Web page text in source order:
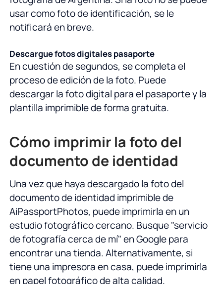
usar como foto de identificación, se le
notificará en breve.
Descargue fotos digitales pasaporte
En cuestión de segundos, se completa el
proceso de edición de la foto. Puede
descargar la foto digital para el pasaporte y la
plantilla imprimible de forma gratuita.
Cómo imprimir la foto del
documento de identidad
Una vez que haya descargado la foto del
documento de identidad imprimible de
AiPassportPhotos, puede imprimirla en un
estudio fotográfico cercano. Busque "servicio
de fotografía cerca de mí" en Google para
encontrar una tienda. Alternativamente, si
tiene una impresora en casa, puede imprimirla
en papel fotográfico de alta calidad.